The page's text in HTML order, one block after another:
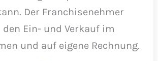
Der Franchisenehmer
Ein- und Verkauf im
und auf eigene Rechnung.